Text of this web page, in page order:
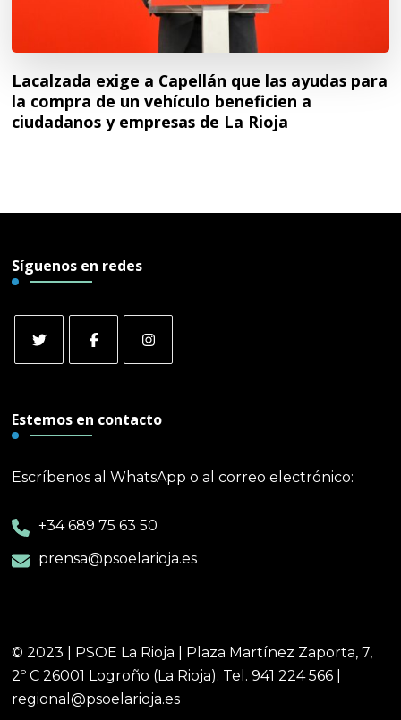
Lacalzada exige a Capellán que las ayudas para
la compra de un vehículo beneficien a
ciudadanos y empresas de La Rioja
Síguenos en redes
Estemos en contacto
Escríbenos al WhatsApp o al correo electrónico:
+34 689 75 63 50
prensa@psoelarioja.es
© 2023 | PSOE La Rioja | Plaza Martínez Zaporta, 7,
2º C 26001 Logroño (La Rioja). Tel. 941 224 566 |
regional@psoelarioja.es